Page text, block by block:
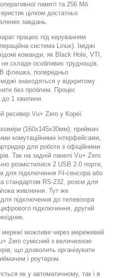
памяті та 256 Мб
цілком достатньо
завдань.
працює під керуванням
система Linux). Іміджі
команди, як Black Hole, VTI,
складе особливих труднощів,
флешка, попередньо
знаходяться у відкритому
без проблем. Процес
до 1 хвилини.
ресивер Vu+ Zero у Кореї.
(160x145x30мм), приймач
комутаційними інтерфейсами,
для роботи з офіційними
Так на задній панелі Vu+ Zero
розмістилися 2 USB 2.0 порти,
для підключення ІЧ-сенсора або
стандартом RS-232, розєм для
живлення. Тут же
підключення до телевізора
підключення, другий
мережі можливе через мережевий
Zero сумісний з величезною
що дозволить організувати
і роутером.
як у автоматичному, так і в